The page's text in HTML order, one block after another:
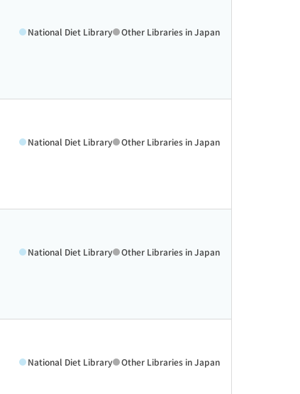
National Diet Library Other Libraries in Japan
National Diet Library Other Libraries in Japan
National Diet Library Other Libraries in Japan
National Diet Library Other Libraries in Japan